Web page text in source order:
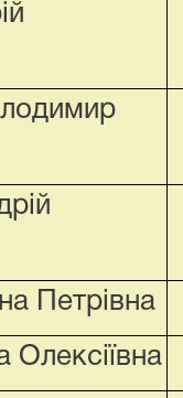
Петрівна
Олексіївна